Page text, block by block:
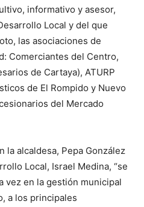
informativo y asesor,
Local y del que
las asociaciones de
Comerciantes del Centro,
de Cartaya), ATURP
de El Rompido y Nuevo
del Mercado
la alcaldesa, Pepa González
Local, Israel Medina, “se
vez en la gestión municipal
a los principales